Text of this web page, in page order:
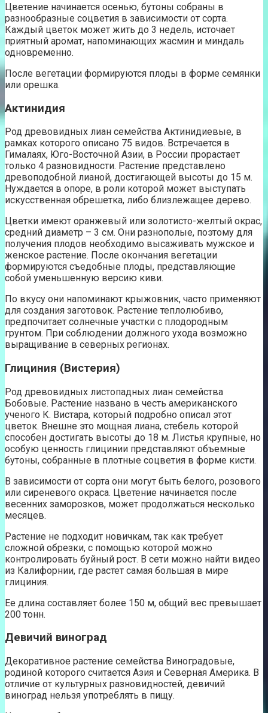
Цветение начинается осенью, бутоны собраны в
разнообразные соцветия в зависимости от сорта.
Каждый цветок может жить до 3 недель, источает
приятный аромат, напоминающих жасмин и миндаль
одновременно.
После вегетации формируются плоды в форме семянки
или орешка.
Актинидия
Род древовидных лиан семейства Актинидиевые, в
рамках которого описано 75 видов. Встречается в
Гималаях, Юго-Восточной Азии, в России прорастает
только 4 разновидности. Растение представлено
древоподобной лианой, достигающей высоты до 15 м.
Нуждается в опоре, в роли которой может выступать
искусственная обрешетка, либо близлежащее дерево.
Цветки имеют оранжевый или золотисто-желтый окрас,
средний диаметр – 3 см. Они разнополые, поэтому для
получения плодов необходимо высаживать мужское и
женское растение. После окончания вегетации
формируются съедобные плоды, представляющие
собой уменьшенную версию киви.
По вкусу они напоминают крыжовник, часто применяют
для создания заготовок. Растение теплолюбиво,
предпочитает солнечные участки с плодородным
грунтом. При соблюдении должного ухода возможно
выращивание в северных регионах.
Глициния (Вистерия)
Род древовидных листопадных лиан семейства
Бобовые. Растение названо в честь американского
ученого К. Вистара, который подробно описал этот
цветок. Внешне это мощная лиана, стебель которой
способен достигать высоты до 18 м. Листья крупные, но
особую ценность глицинии представляют объемные
бутоны, собранные в плотные соцветия в форме кисти.
В зависимости от сорта они могут быть белого, розового
или сиреневого окраса. Цветение начинается после
весенних заморозков, может продолжаться несколько
месяцев.
Растение не подходит новичкам, так как требует
сложной обрезки, с помощью которой можно
контролировать буйный рост. В сети можно найти видео
из Калифорнии, где растет самая большая в мире
глициния.
Ее длина составляет более 150 м, общий вес превышает
200 тонн.
Девичий виноград
Декоративное растение семейства Виноградовые,
родиной которого считается Азия и Северная Америка. В
отличие от культурных разновидностей, девичий
виноград нельзя употреблять в пищу.